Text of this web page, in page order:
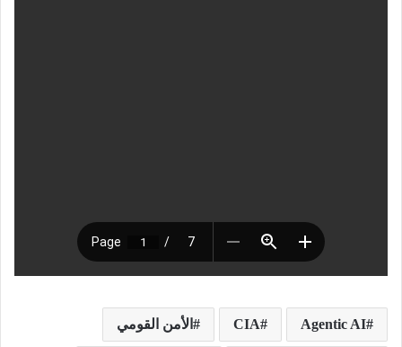
Agentic AI
CIA الأمن القومي